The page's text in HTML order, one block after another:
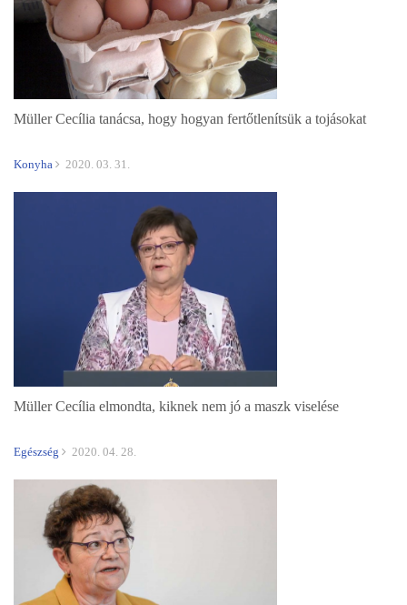
Müller Cecília tanácsa, hogy hogyan fertőtlenítsük a tojásokat
Konyha 2020. 03. 31.
Müller Cecília elmondta, kiknek nem jó a maszk viselése
Egészség 2020. 04. 28.